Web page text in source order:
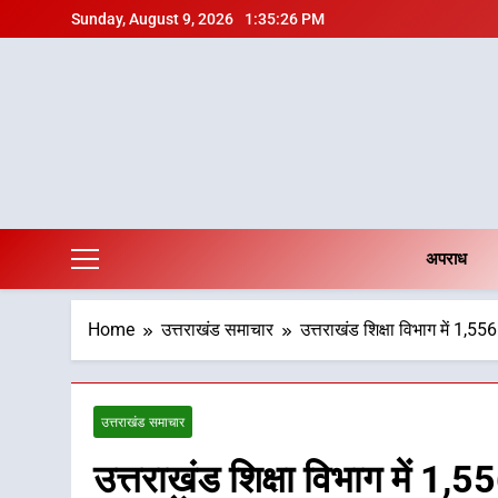
to
Sunday, August 9, 2026 1:35:27 PM
अपराध
Home उत्तराखंड समाचार उत्तराखंड शिक्षा विभाग में
उत्तराखंड समाचार
उत्तराखंड शिक्षा विभाग में